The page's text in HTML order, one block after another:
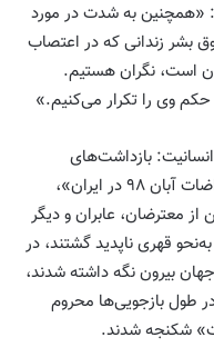
«همچنین به شدت در مورد
بشر زندانی که در اعتصاب
است، نگران هستیم.
حکم وی را تکرار می‌کنیم.»
انسانیت: بازداشت‌های
گسترده، ناپدیدسازی و شکنجه در پی اعتراضات آبان ۹۸ در ایران»،
معترضان، عابران و دیگر
قهری ناپدید گشتند، در
بیرون نگه داشته شدند،
طول بازجویی‌ها محروم
شکنجه شدند.